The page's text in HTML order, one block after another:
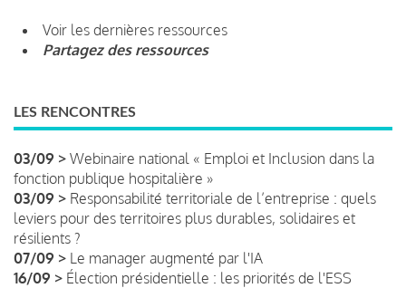
Voir les dernières ressources
Partagez des ressources
LES RENCONTRES
03/09 > Webinaire national « Emploi et Inclusion dans la
fonction publique hospitalière »
03/09 > Responsabilité territoriale de l’entreprise : quels
leviers pour des territoires plus durables, solidaires et
résilients ?
07/09 > Le manager augmenté par l'IA
16/09 > Élection présidentielle : les priorités de l'ESS